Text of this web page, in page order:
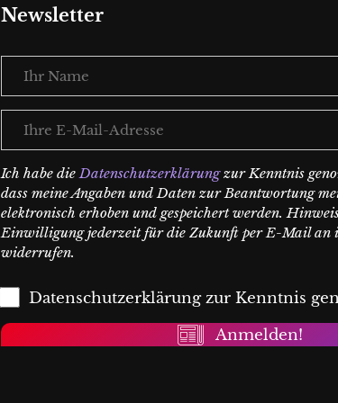
Newsletter
Ihre
Mail-
Adresse
Ich habe dieDatenschutzerklärungzur Kenntnis
dass meine Angaben und Daten zur Beantwortung
elektronisch erhoben und gespeichert werden.
Einwilligung jederzeit für die Zukunft per E-Mail an
widerrufen.
Datenschutzerklärung zur Kenntnis
Anmelden!